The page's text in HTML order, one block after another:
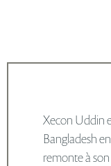
Xecon Uddin
Bangladesh
remonte à